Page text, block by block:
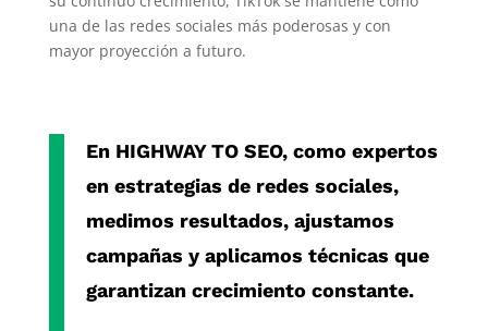
una de las redes sociales más poderosas y con
mayor proyección a futuro.
En HIGHWAY TO SEO, como expertos
en estrategias de redes sociales,
medimos resultados, ajustamos
campañas y aplicamos técnicas que
garantizan crecimiento constante.